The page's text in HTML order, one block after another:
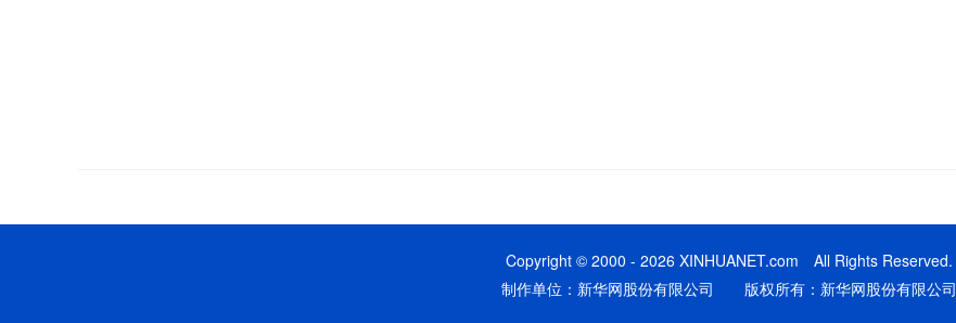
Copyright © 2000 - 2026 XINHUANET.com All Rights Reserved.
制作单位：新华网股份有限公司 版权所有：新华网股份有限公司